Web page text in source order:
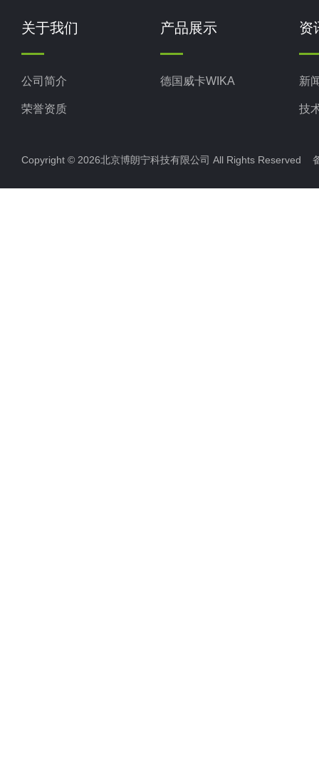
关于我们
公司简介
荣誉资质
产品展示
德国威卡WIKA
资
新
技
Copyright © 2026北京博朗宁科技有限公司 All Rights Reserved